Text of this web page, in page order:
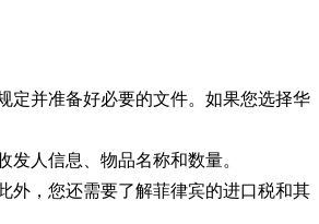
定并准备好必要的文件。如果您选择华
人信息、物品名称和数量。
外，您还需要了解菲律宾的进口税和其